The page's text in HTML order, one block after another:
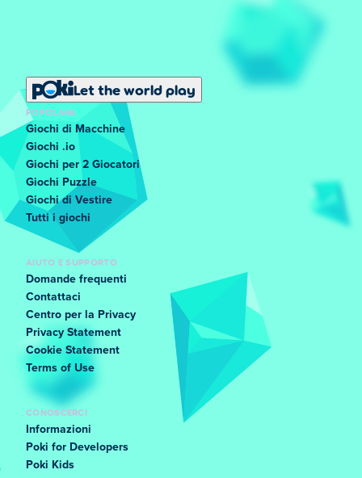
Let the world play
POPOLARE
Giochi di Macchine
Giochi .io
Giochi per 2 Giocatori
Giochi Puzzle
Giochi di Vestire
Tutti i giochi
AIUTO E SUPPORTO
Domande frequenti
Contattaci
Centro per la Privacy
Privacy Statement
Cookie Statement
Terms of Use
CONOSCERCI
Informazioni
Poki for Developers
Poki Kids